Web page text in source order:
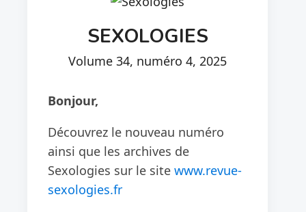
SEXOLOGIES
Volume 34, numéro 4, 2025
Bonjour,
Découvrez le nouveau numéro
ainsi que les archives de
Sexologies sur le site www.revue-
sexologies.fr